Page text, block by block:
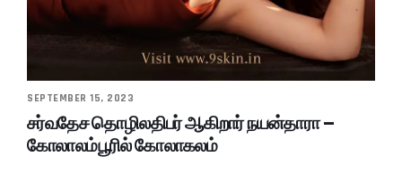
SEPTEMBER 15, 2023
சர்வதேச தொழிலதிபர் ஆகிறார் நயன்தாரா –
கோலாலம்பூரில் கோலாகலம்